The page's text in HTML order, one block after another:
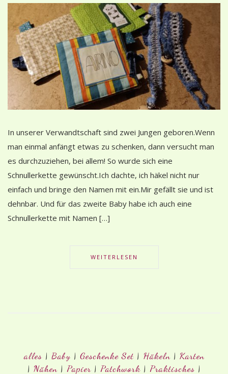
In unserer Verwandtschaft sind zwei Jungen geboren.Wenn
man einmal anfängt etwas zu schenken, dann versucht man
es durchzuziehen, bei allem! So wurde sich eine
Schnullerkette gewünscht.Ich dachte, ich häkel nicht nur
einfach und bringe den Namen mit ein.Mir gefällt sie und ist
dehnbar. Und für das zweite Baby habe ich auch eine
Schnullerkette mit Namen […]
WEITERLESEN
alles| Baby| Geschenke Set | Häkeln| Karten
| Nähen| Papier| Patchwork| Praktisches|